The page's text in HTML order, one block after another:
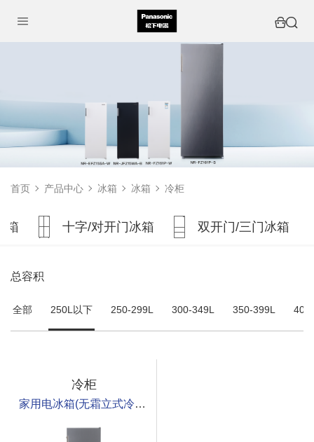
首页 产品中心 冰箱 冰箱 冷柜
箱 十字/对开门冰箱 双开门/三门冰箱
总容积
全部 250L以下 250-299L 300-349L 350-399L
冷柜
家用电冰箱(无霜立式冷冻箱)